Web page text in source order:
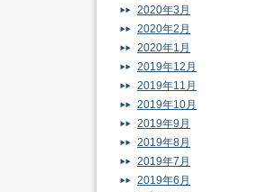
2020年3月
2020年2月
2020年1月
2019年12月
2019年11月
2019年10月
2019年9月
2019年8月
2019年7月
2019年6月